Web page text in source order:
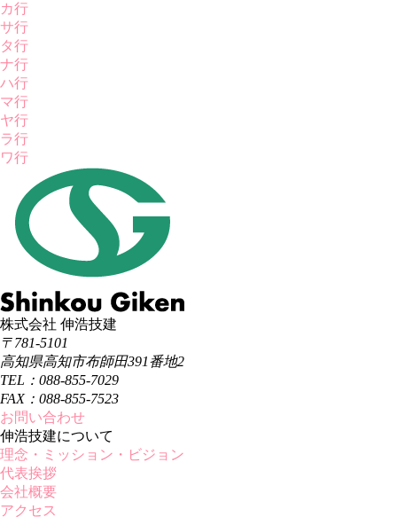
カ行
サ行
タ行
ナ行
ハ行
マ行
ヤ行
ラ行
ワ行
株式会社 伸浩技建
〒781-5101
高知県高知市布師田391番地2
TEL：088-855-7029
FAX：088-855-7523
お問い合わせ
伸浩技建について
理念・ミッション・ビジョン
代表挨拶
会社概要
アクセス